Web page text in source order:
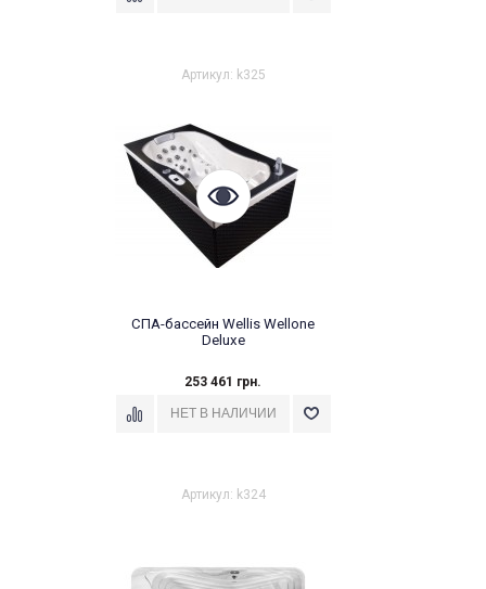
Артикул: k325
СПА-бассейн Wellis Wellone
Deluxe
253 461 грн.
Артикул: k324